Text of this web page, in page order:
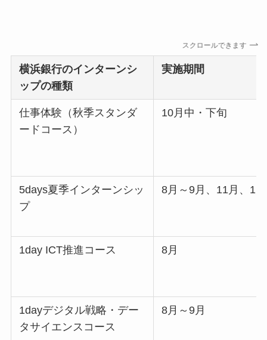
スクロールできます
横浜銀行のインターンシ
ップの種類
実施期間
仕事体験（秋季スタンダ
ードコース）
10月中・下旬
5days夏季インターンシッ
プ
8月～9月、11月、1月
1day ICT推進コース 8月
1dayデジタル戦略・デー
タサイエンスコース
8月～9月